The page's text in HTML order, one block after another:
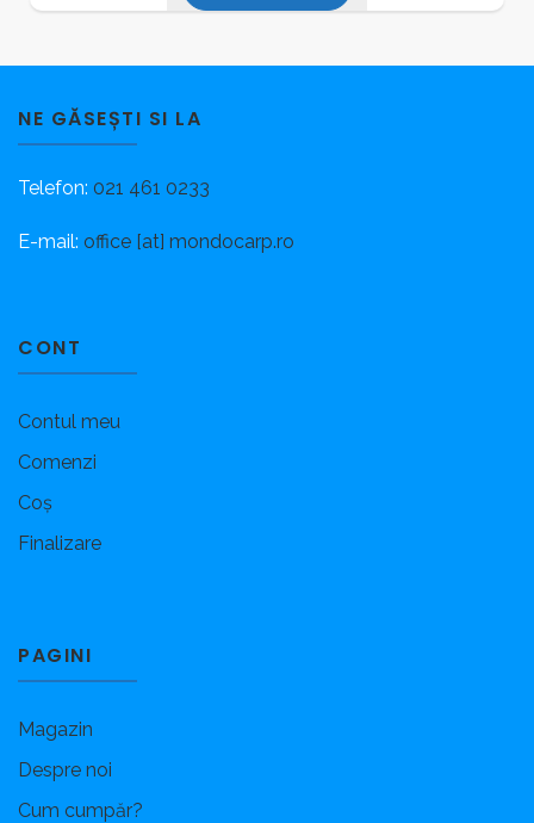
NE GĂSEȘTI SI LA
Telefon: 021 461 0233
E-mail: office [at] mondocarp.ro
CONT
Contul meu
Comenzi
Coș
Finalizare
PAGINI
Magazin
Despre noi
Cum cumpăr?